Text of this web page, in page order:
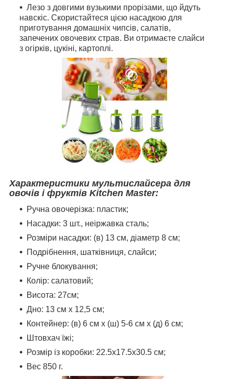
Лезо з довгими вузькими прорізами, що йдуть
навскіс. Скористайтеся цією насадкою для
приготування домашніх чипсів, салатів,
запечених овочевих страв. Ви отримаєте слайси
з огірків, цукіні, картоплі.
Характеристики мультислайсера для
овочів і фруктів Kitchen Master:
Ручна овочерізка: пластик;
Насадки: 3 шт., неіржавка сталь;
Розміри насадки: (в) 13 см, діаметр 8 см;
Подрібнення, шатківниця, слайси;
Ручне блокування;
Колір: салатовий;
Висота: 27см;
Дно: 13 см x 12,5 см;
Контейнер: (в) 6 см x (ш) 5-6 см x (д) 6 см;
Штовхач їжі;
Розмір із коробки: 22.5x17.5x30.5 см;
Вес 850 г.